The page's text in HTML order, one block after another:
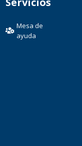
Mesa de
ayuda